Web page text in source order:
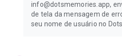
info@dotsmemories.app,
de tela da mensagem de
seu nome de usuário no Dots